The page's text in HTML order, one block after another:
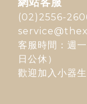
(02)2556-
客服時間：週
日公休）
歡迎加入 小器